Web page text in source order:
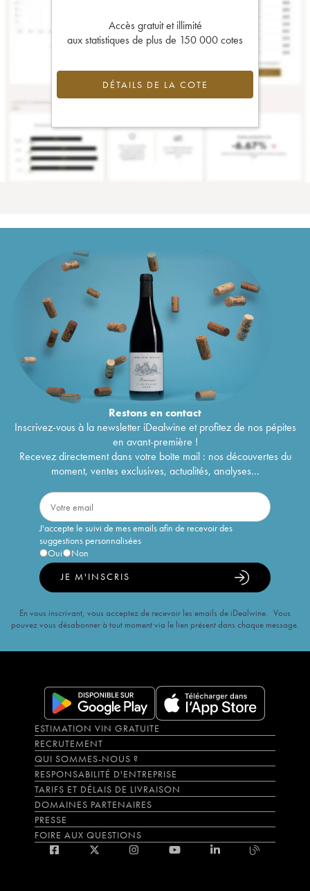
Accès gratuit et illimité
aux statistiques de plus de 150 000 cotes
DÉTAILS DE LA COTE
Restons encontact
Inscrivez-vous à la newsletter iDealwine et profitez de nos pépites
en avant-première !
Recevez directement dans votre boîte mail : nos découvertes du
moment, ventes exclusives, actualités, analyses...
J'accepte le suivi de mes emails afin de recevoir des
suggestions personnalisées
Oui
Non
JE M'INSCRIS
En vous inscrivant, vous acceptez de recevoir les emails de iDealwine. Vous
pouvez vous désabonner à tout moment via le lien présent dans chaque message.
ESTIMATION VIN GRATUITE
RECRUTEMENT
QUI SOMMES-NOUS ?
RESPONSABILITÉ D'ENTREPRISE
TARIFS ET DÉLAIS DE LIVRAISON
DOMAINES PARTENAIRES
PRESSE
FOIRE AUX QUESTIONS